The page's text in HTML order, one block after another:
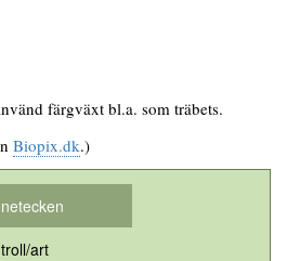
färgväxt bl.a. som träbets.
Biopix.dk.)
art